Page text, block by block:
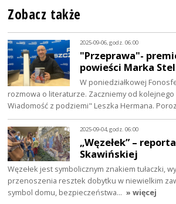
Zobacz także
2025-09-06, godz. 06:00
"Przeprawa"-
powieści Marka
W poniedziałkowej
rozmowa o literaturze. Zaczniemy od
Wiadomość z podziemi" Leszka Hermana.
2025-09-04, godz. 06:00
„Węzełek” –
Skawińskiej
Węzełek jest symbolicznym znakiem tułaczki,
przenoszenia resztek dobytku w niewielkim
symbol domu, bezpieczeństwa… » więcej